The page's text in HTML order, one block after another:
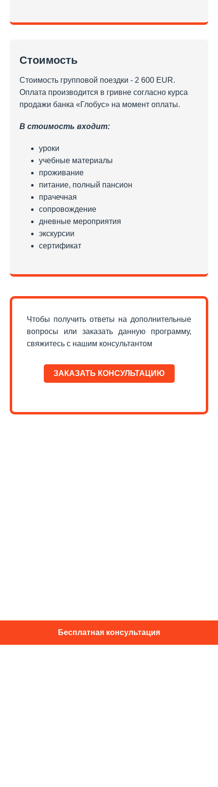
Бесплатная консультация
Стоимость
Стоимость групповой поездки - 2 600 EUR.
Оплата производится в гривне согласно курса
продажи банка «Глобус» на момент оплаты.
В стоимость входит:
уроки
учебные материалы
проживание
питание, полный пансион
прачечная
сопровождение
дневные мероприятия
экскурсии
сертификат
Чтобы получить ответы на дополнительные
вопросы или заказать данную программу,
свяжитесь с нашим консультантом
ЗАКАЗАТЬ КОНСУЛЬТАЦИЮ